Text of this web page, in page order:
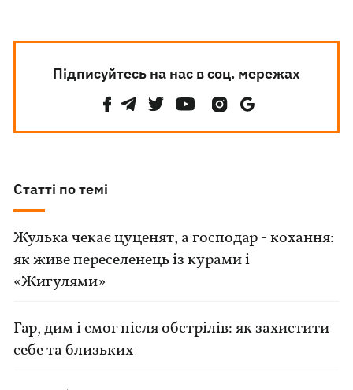
Підписуйтесь на нас в соц. мережах
Статті по темі
Жулька чекає цуценят, а господар - кохання:
як живе переселенець із курами і
«Жигулями»
Гар, дим і смог після обстрілів: як захистити
себе та близьких